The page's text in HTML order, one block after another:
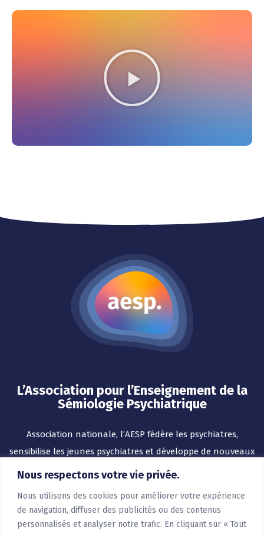
Nous respectons votre vie privée.
Nous utilisons des cookies pour améliorer votre expérience
de navigation, diffuser des publicités ou des contenus
personnalisés et analyser notre trafic. En cliquant sur « Tout
L’Association pour l’Enseignement de la
Sémiologie Psychiatrique
Association nationale, l’AESP fédère les psychiatres,
sensibilise les jeunes psychiatres et développe de nouveaux
outils pour l’enseignement.